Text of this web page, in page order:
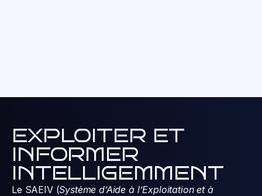
EXPLOITER ET
INFORMER
INTELLIGEMMENT
Le SAEIV (Système d’Aide à l’Exploitation et à